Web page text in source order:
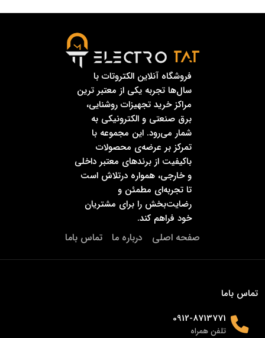
فروشگاه آنلاین الکتروتات با
سال‌ها تجربه یکی از معتبر ترین
مراکز خرید تجهیزات روشنایی،
برق صنعتی و الکترونیکی به
شمار می‌رود. این مجموعه با
تمرکز بر عرضه‌ی محصولات
باکیفیت از برندهای معتبر داخلی
و خارجی، همواره درتلاش است
تا تجربه‌ای مطمئن و
رضایت‌بخش را برای مشتریان
خود فراهم کند.
صفحه اصلی درباره ما تماس باما
تماس باما
0912-8713771
تلفن همراه